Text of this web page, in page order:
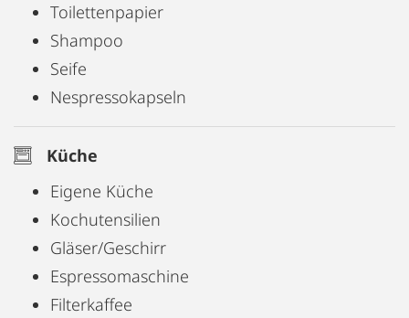
Toilettenpapier
Shampoo
Seife
Nespressokapseln
Küche
Eigene Küche
Kochutensilien
Gläser/Geschirr
Espressomaschine
Filterkaffee